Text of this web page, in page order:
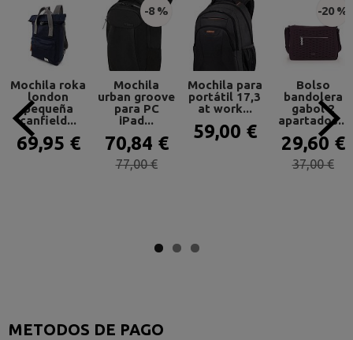
METODOS DE PAGO
Mochila roka
london
pequeña
canfield...
69,95 €
-8 %
Mochila
urban groove
para PC
iPad...
70,84 €
77,00 €
Mochila para
portátil 17,3
at work...
59,00 €
-20 %
Bolso
bandolera
gabol 2
apartados...
29,60 €
37,00 €